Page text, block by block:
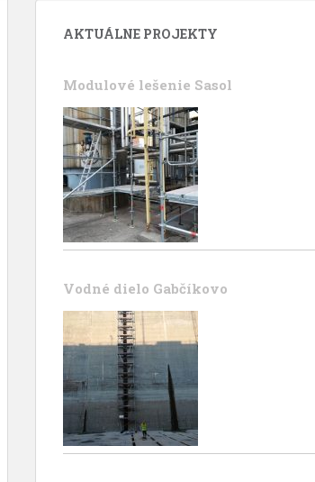
AKTUÁLNE PROJEKTY
Modulové lešenie Sasol
Vodné dielo Gabčíkovo